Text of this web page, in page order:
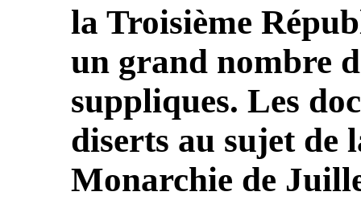
la Troisième
un grand nombre
suppliques. Les
diserts au sujet de
Monarchie de